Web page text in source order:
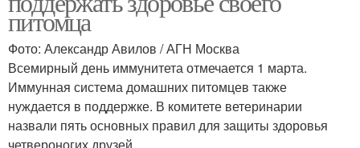
питомца
Фото: Александр Авилов / АГН Москва
Всемирный день иммунитета отмечается 1 марта.
Иммунная система домашних питомцев также
нуждается в поддержке. В комитете ветеринарии
назвали пять основных правил для защиты здоровья